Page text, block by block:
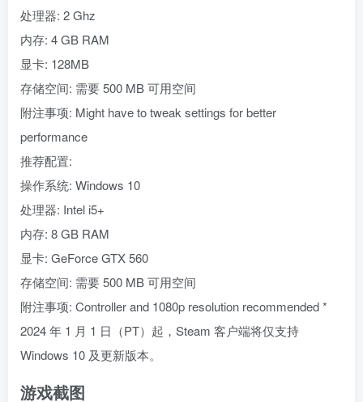
处理器: 2 Ghz
内存: 4 GB RAM
显卡: 128MB
存储空间: 需要 500 MB 可用空间
附注事项: Might have to tweak settings for better
performance
推荐配置:
操作系统: Windows 10
处理器: Intel i5+
内存: 8 GB RAM
显卡: GeForce GTX 560
存储空间: 需要 500 MB 可用空间
附注事项: Controller and 1080p resolution recommended *
2024 年 1 月 1 日（PT）起，Steam 客户端将仅支持
Windows 10 及更新版本。
游戏截图